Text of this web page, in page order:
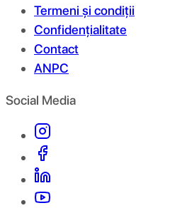
Termeni și condiții
Confidențialitate
Contact
ANPC
Social Media